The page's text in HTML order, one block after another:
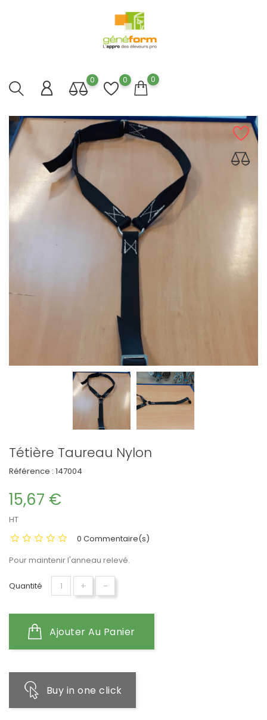
0 0 0
Tétière Taureau Nylon
Référence : 147004
15,67 €
HT
0 Commentaire(s)
Pour maintenir l'anneau relevé.
Quantité + -
Ajouter Au Panier
Buy in one click